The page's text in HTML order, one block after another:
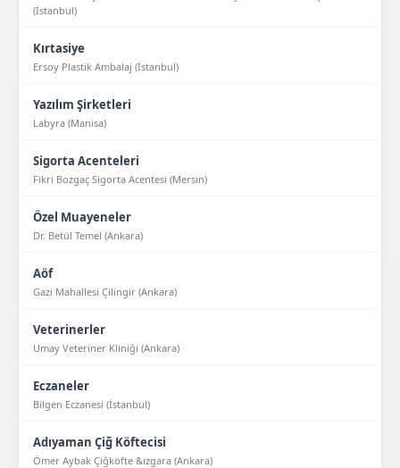
(İstanbul)
Kırtasiye
Ersoy Plastik Ambalaj (İstanbul)
Yazılım Şirketleri
Labyra (Manisa)
Sigorta Acenteleri
Fikri Bozgaç Sigorta Acentesi (Mersin)
Özel Muayeneler
Dr. Betül Temel (Ankara)
Aöf
Gazi Mahallesi Çilingir (Ankara)
Veterinerler
Umay Veteriner Kliniği (Ankara)
Eczaneler
Bilgen Eczanesi (İstanbul)
Adıyaman Çiğ Köftecisi
Ömer Aybak Çiğköfte &ızgara (Ankara)